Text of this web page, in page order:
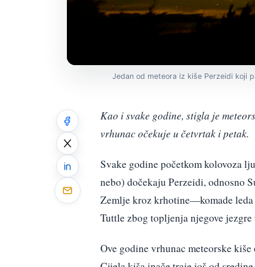
Jedan od meteora iz kiše Perzeidi koji
Kao i svake godine, stigla je
vrhunac očekuje u četvrtak i petak.
Svake godine početkom kolovoza
nebo) dočekaju Perzeidi, odnosno
Zemlje kroz krhotine—komade
Tuttle zbog topljenja njegove
Ove godine vrhunac meteorske